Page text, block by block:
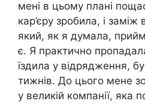
мені в цьому плані
кар’єру зробила, і
який, як я думала,
є. Я практично
їздила у відрядження,
тижнів. До цього мене
у великій компанії, яка